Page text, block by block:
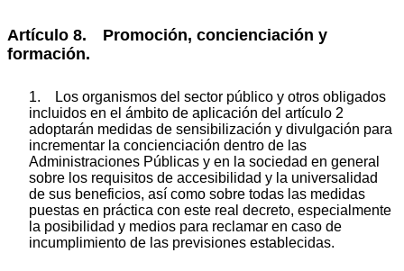
Artículo 8. Promoción, concienciación y
formación.
1. Los organismos del sector público y otros obligados
incluidos en el ámbito de aplicación del artículo 2
adoptarán medidas de sensibilización y divulgación para
incrementar la concienciación dentro de las
Administraciones Públicas y en la sociedad en general
sobre los requisitos de accesibilidad y la universalidad
de sus beneficios, así como sobre todas las medidas
puestas en práctica con este real decreto, especialmente
la posibilidad y medios para reclamar en caso de
incumplimiento de las previsiones establecidas.